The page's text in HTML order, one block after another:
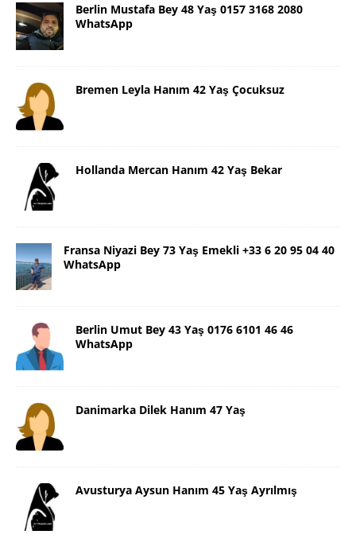
Berlin Mustafa Bey 48 Yaş 0157 3168 2080
WhatsApp
Bremen Leyla Hanım 42 Yaş Çocuksuz
Hollanda Mercan Hanım 42 Yaş Bekar
Fransa Niyazi Bey 73 Yaş Emekli +33 6 20 95 04 40
WhatsApp
Berlin Umut Bey 43 Yaş 0176 6101 46 46
WhatsApp
Danimarka Dilek Hanım 47 Yaş
Avusturya Aysun Hanım 45 Yaş Ayrılmış